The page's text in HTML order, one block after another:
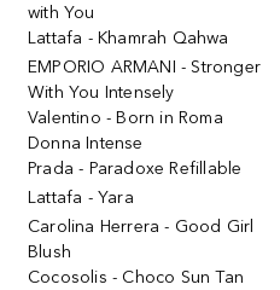
with You
Lattafa - Khamrah Qahwa
EMPORIO ARMANI - Stronger
With You Intensely
Valentino - Born in Roma
Donna Intense
Prada - Paradoxe Refillable
Lattafa - Yara
Carolina Herrera - Good Girl
Blush
Cocosolis - Choco Sun Tan